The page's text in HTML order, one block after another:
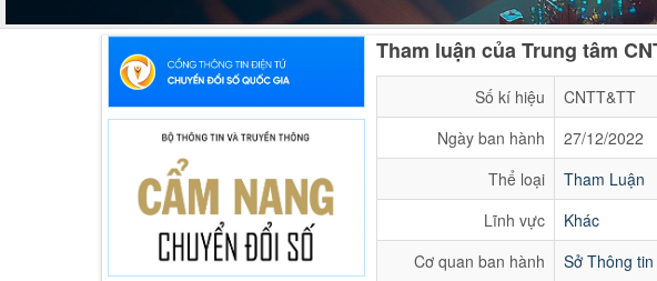
Tham luận của Trung tâm
Số kí hiệu
CNTT&TT
Ngày ban hành
27/12/2022
Thể loại
Tham Luận
Lĩnh vực
Khác
Cơ quan ban hành
Sở Thông